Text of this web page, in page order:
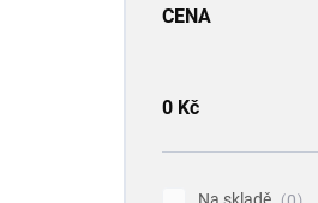
CENA
0 Kč